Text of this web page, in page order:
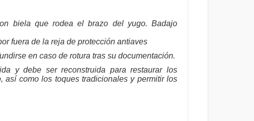
biela que rodea el brazo del yugo. Badajo
fuera de la reja de protección antiaves
en caso de rotura tras su documentación.
y debe ser reconstruida para restaurar los
así como los toques tradicionales y permitir los